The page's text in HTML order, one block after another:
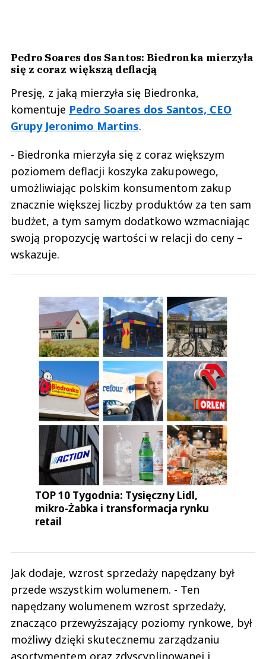
Pedro Soares dos Santos: Biedronka mierzyła
się z coraz większą deflacją
Presję, z jaką mierzyła się Biedronka,
komentuje Pedro Soares dos Santos, CEO
Grupy Jeronimo Martins.
- Biedronka mierzyła się z coraz większym
poziomem deflacji koszyka zakupowego,
umożliwiając polskim konsumentom zakup
znacznie większej liczby produktów za ten sam
budżet, a tym samym dodatkowo wzmacniając
swoją propozycję wartości w relacji do ceny –
wskazuje.
TOP 10 Tygodnia: Tysięczny Lidl,
mikro-Żabka i transformacja rynku
retail
Jak dodaje, wzrost sprzedaży napędzany był
przede wszystkim wolumenem. - Ten
napędzany wolumenem wzrost sprzedaży,
znacząco przewyższający poziomy rynkowe, był
możliwy dzięki skutecznemu zarządzaniu
asortymentem oraz zdyscyplinowanej i